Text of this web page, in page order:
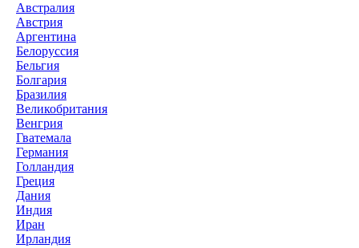
Австралия
Австрия
Аргентина
Белоруссия
Бельгия
Болгария
Бразилия
Великобритания
Венгрия
Гватемала
Германия
Голландия
Греция
Дания
Индия
Иран
Ирландия